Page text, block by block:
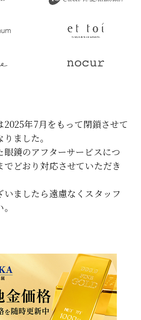
2025年7月をもって閉鎖させて
ました。
眼鏡のアフターサービスにつ
でどおり対応させていただき
いましたら遠慮なくスタッフ